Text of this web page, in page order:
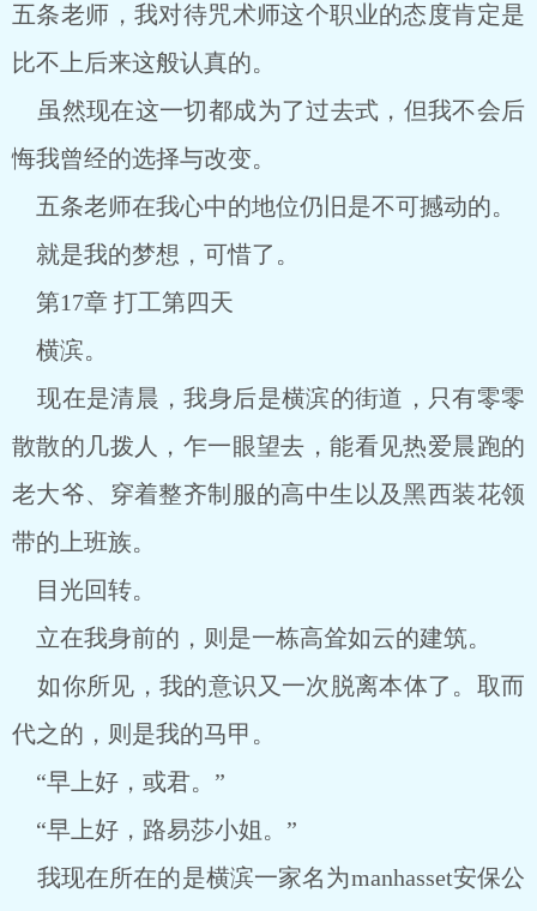
五条老师，我对待咒术师这个职业的态度肯定是
比不上后来这般认真的。
虽然现在这一切都成为了过去式，但我不会后
悔我曾经的选择与改变。
五条老师在我心中的地位仍旧是不可撼动的。
就是我的梦想，可惜了。
第17章 打工第四天
横滨。
现在是清晨，我身后是横滨的街道，只有零零
散散的几拨人，乍一眼望去，能看见热爱晨跑的
老大爷、穿着整齐制服的高中生以及黑西装花领
带的上班族。
目光回转。
立在我身前的，则是一栋高耸如云的建筑。
如你所见，我的意识又一次脱离本体了。取而
代之的，则是我的马甲。
“早上好，或君。”
“早上好，路易莎小姐。”
我现在所在的是横滨一家名为manhasset安保公